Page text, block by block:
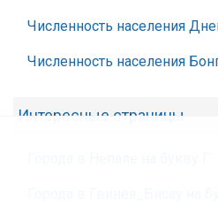
Численность населения
Численность населения
Интересные страницы